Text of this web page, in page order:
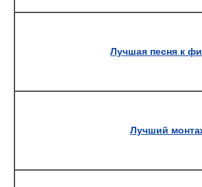
Лучшая песня к
Лучший